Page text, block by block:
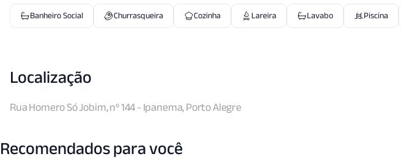
Banheiro Social Churrasqueira Cozinha Lareira Lavabo Piscina
Localização
Rua Homero Só Jobim, nº 144 - Ipanema, Porto Alegre
Recomendados para você